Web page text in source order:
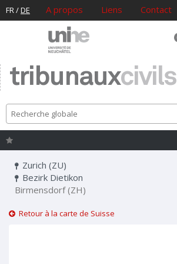
FR/DE A propos Liens Contact
tribunauxcivils
Recherche globale
Zurich (ZU)
Bezirk Dietikon
Birmensdorf (ZH)
Retour à la carte de Suisse